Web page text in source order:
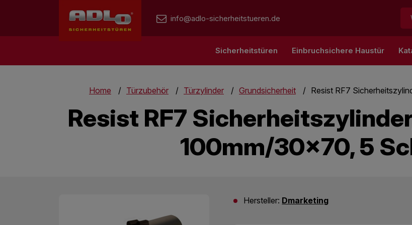
info@adlo-sicherheitstueren.de
Sicherheitstüren Einbruchsichere Haustür
Home Türzubehör Türzylinder Grundsicherheit Resist RF7
Resist RF7
100mm/30x70, 5
Hersteller: Dmarketing